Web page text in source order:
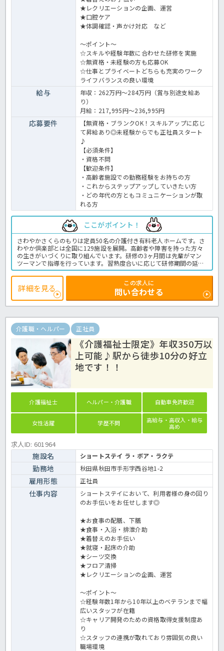
★レクリエーションの企画、運営
★口腔ケア
★体調確認・声かけ対応 など
～ポイント～
☆スキルや経験年数に合わせた研修を実施
☆無資格・未経験の方も応募OK
☆仕事とプライベートどちらも充実のワーク
ライフバランスの良い環境
給与
年収：262万円～284万円（賞与別途支給あ
り）
月給：217,995円～236,995円
応募要件
【無資格・ブランクOK！スキルアップに応じ
て昇給あり◎未経験からでも正社員スタート
♪
【必須条件】
・資格不問
【歓迎条件】
・高齢者施設での勤務経験をお持ちの方
・これからステップアップしていきたい方
・どの年代の方ともコミュニケーションが取
れる方
ここがポイント！
さわやかさくらのもりは定員50名の介護付き有料老人ホームです。さ
わやか倶楽部とは全国に129施設を展開。高齢者や障害を持った方々
の生きがいづくりに取り組んでいます。研修の3ヶ月間は先輩がマン
ツーマンで指導を行っています。習熟度合いに応じて研修期間の延長
もあるので焦って覚えなくても大丈夫。しっかり業務を身に付けられ
ます！また、やる気や頑張りをきちんと評価してくれますのでスキル
アップに応じた昇給も目指せます♪まずはお気軽にお問い合わせくだ
さいね。グループホームでの介護業務全般です。
＜介護職 正職員 有料老人ホームの求人＞
詳細を見る
この求人に
問い合わせる
介護職・ヘルパー 正社員
《介護福祉士限定》年収350万以
上可能♪駅から徒歩10分の好立
地です！！
介護福祉士 ヘルパー・介護職 自動車免許歓迎
女性活躍 学歴不問
高給与・高収入・給与
高め
求人ID: 601964
施設名 ショートステイ ラ・ボア・ラクテ
勤務地 秋田県秋田市手形字西谷地1-2
雇用形態 正社員
仕事内容
ショートステイにおいて、利用者様の身の回り
のお手伝いをお任せします◎
★お食事の配膳、下膳
★食事・入浴・排泄介助
★着替えのお手伝い
★就寝・起床の介助
★シーツ交換
★フロア清掃
★レクリエーションの企画、運営
～ポイント～
☆経験年数1年から10年以上のベテランまで幅
広いスタッフが在籍
☆キャリア開発のための資格取得支援制度あ
り
☆スタッフの連携が取れており雰囲気の良い
職場環境